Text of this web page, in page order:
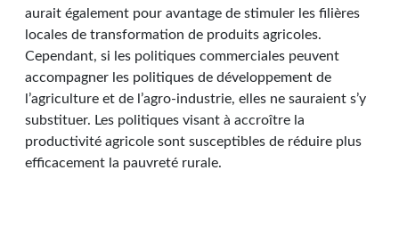
aurait également pour avantage de stimuler les filières
locales de transformation de produits agricoles.
Cependant, si les politiques commerciales peuvent
accompagner les politiques de développement de
l’agriculture et de l’agro-industrie, elles ne sauraient s’y
substituer. Les politiques visant à accroître la
productivité agricole sont susceptibles de réduire plus
efficacement la pauvreté rurale.